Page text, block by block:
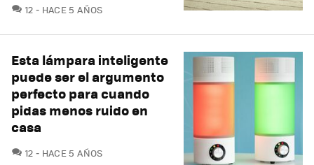
12 COMENTARIOS
HACE 5 AÑOS
Esta lámpara inteligente
puede ser el argumento
perfecto para cuando
pidas menos ruido en
casa
12 COMENTARIOS
HACE 5 AÑOS